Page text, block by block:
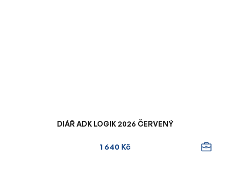
DIÁŘ ADK LOGIK 2026 ČERVENÝ
1 640 Kč